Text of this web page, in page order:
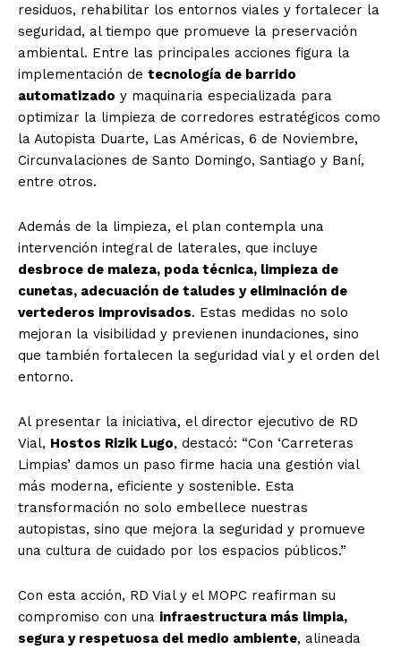
residuos, rehabilitar los entornos viales y fortalecer la
seguridad, al tiempo que promueve la preservación
ambiental. Entre las principales acciones figura la
implementación de tecnología de barrido
automatizado y maquinaria especializada para
optimizar la limpieza de corredores estratégicos como
la Autopista Duarte, Las Américas, 6 de Noviembre,
Circunvalaciones de Santo Domingo, Santiago y Baní,
entre otros.
Además de la limpieza, el plan contempla una
intervención integral de laterales, que incluye
desbroce de maleza, poda técnica, limpieza de
cunetas, adecuación de taludes y eliminación de
vertederos improvisados. Estas medidas no solo
mejoran la visibilidad y previenen inundaciones, sino
que también fortalecen la seguridad vial y el orden del
entorno.
Al presentar la iniciativa, el director ejecutivo de RD
Vial, Hostos Rizik Lugo, destacó: “Con ‘Carreteras
Limpias’ damos un paso firme hacia una gestión vial
más moderna, eficiente y sostenible. Esta
transformación no solo embellece nuestras
autopistas, sino que mejora la seguridad y promueve
una cultura de cuidado por los espacios públicos.”
Con esta acción, RD Vial y el MOPC reafirman su
compromiso con una infraestructura más limpia,
segura y respetuosa del medio ambiente, alineada